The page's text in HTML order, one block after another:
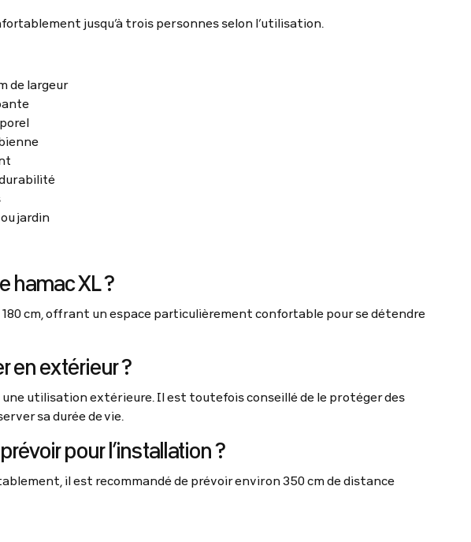
jusqu’à trois personnes selon l’utilisation.
de largeur
jardin
hamac XL ?
180 cm, offrant un espace particulièrement confortable pour se détendre
en extérieur ?
utilisation extérieure. Il est toutefois conseillé de le protéger des
sa durée de vie.
pour l’installation ?
il est recommandé de prévoir environ 350 cm de distance